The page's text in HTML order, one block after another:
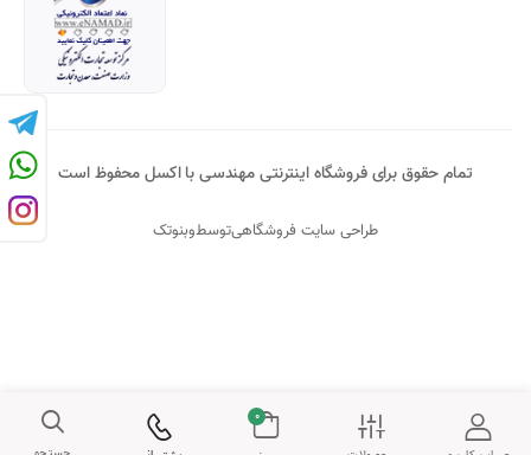
تمام حقوق برای فروشگاه اینترنتی مهندسی با اکسل محفوظ است
طراحی سایت فروشگاهیتوسطوبنوتک
0